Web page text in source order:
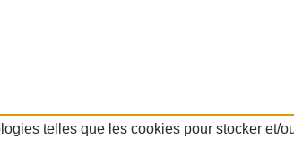
telles que les cookies pour stocker